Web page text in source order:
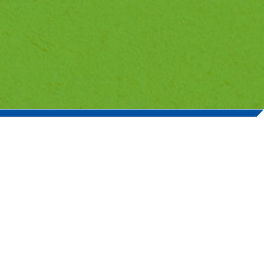
Farmacéuticas y
competitiva
nacional e
de alta
población en las